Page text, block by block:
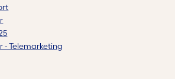
- Telemarketing